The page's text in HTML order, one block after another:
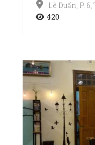
Lê Duẩn, P.
420